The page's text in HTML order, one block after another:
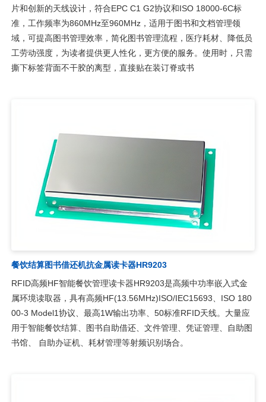
片和创新的天线设计，符合EPC C1 G2协议和ISO 18000-6C标
准，工作频率为860MHz至960MHz，适用于图书和文档管理领
域，可提高图书管理效率，简化图书管理流程，医疗耗材、降低员
工劳动强度，为读者提供更人性化，更方便的服务。使用时，只需
撕下标签背面不干胶的离型，直接贴在装订脊或书
餐饮结算图书借还机抗金属读卡器HR9203
RFID高频HF智能餐饮管理读卡器HR9203是高频中功率嵌入式金
属环境读取器，具有高频HF(13.56MHz)ISO/IEC15693、ISO 180
00-3 Model1协议、最高1W输出功率、50标准RFID天线。大量应
用于智能餐饮结算、图书自助借还、文件管理、凭证管理、自助图
书馆、 自助办证机、耗材管理等射频识别场合。